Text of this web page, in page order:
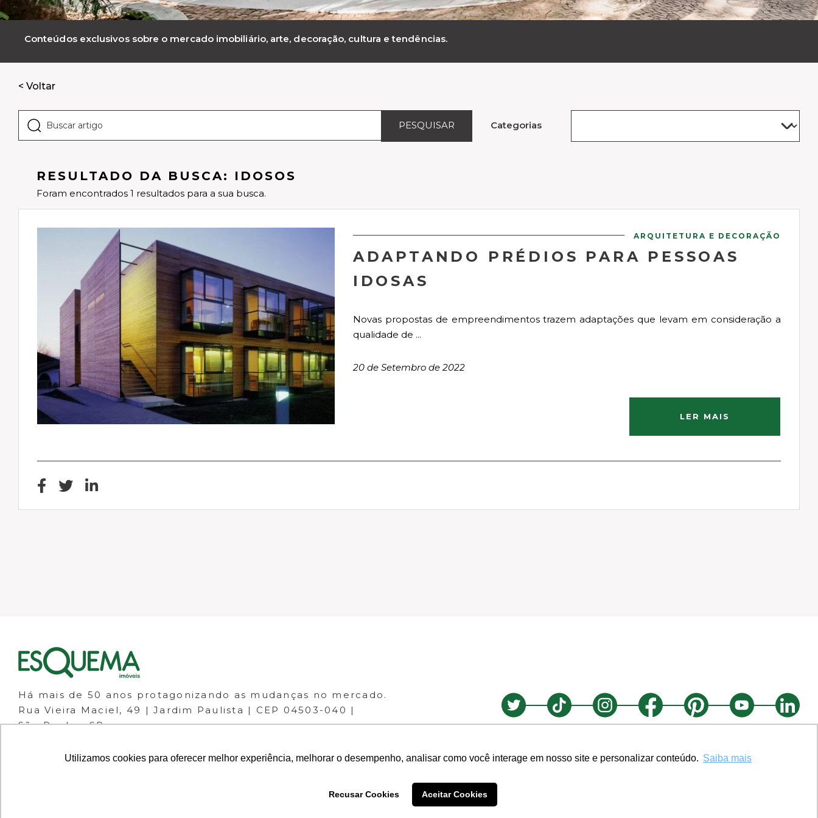
Utilizamos cookies para oferecer melhor experiência, melhorar o desempenho, analisar como você interage em nosso site e personalizar conteúdo. Saiba mais
Recusar Cookies Aceitar Cookies
Conteúdos exclusivos sobre o mercado imobiliário, arte, decoração, cultura e tendências.
< Voltar
PESQUISAR Categorias
RESULTADO DA BUSCA: IDOSOS
Foram encontrados 1 resultados para a sua busca.
ARQUITETURA E DECORAÇÃO
ADAPTANDO PRÉDIOS PARA PESSOAS
IDOSAS
Novas propostas de empreendimentos trazem adaptações que levam em consideração a
qualidade de ...
20 de Setembro de 2022
LER MAIS
Há mais de 50 anos protagonizando as mudanças no mercado.
Rua Vieira Maciel, 49 | Jardim Paulista | CEP 04503-040 |
São Paulo - SP
(11) 98266-1111 (11) 3061-1133
© 2023 ESQUEMA IMÓVEIS - CRECI 30.046-J - Todos os direitos reservados.